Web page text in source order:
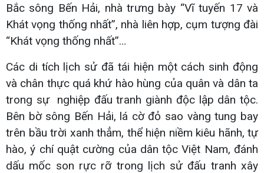
Bắc sông Bến Hải, nhà trưng bày “Vĩ tuyến 17 và
Khát vọng thống nhất”, nhà liên hợp, cụm tượng đài
“Khát vọng thống nhất”…
Các di tích lịch sử đã tái hiện một cách sinh động
và chân thực quá khứ hào hùng của quân và dân ta
trong sự nghiệp đấu tranh giành độc lập dân tộc.
Bên bờ sông Bến Hải, lá cờ đỏ sao vàng tung bay
trên bầu trời xanh thẳm, thể hiện niềm kiêu hãnh, tự
hào, ý chí quật cường của dân tộc Việt Nam, đánh
dấu mốc son rực rỡ trong lịch sử đấu tranh xây